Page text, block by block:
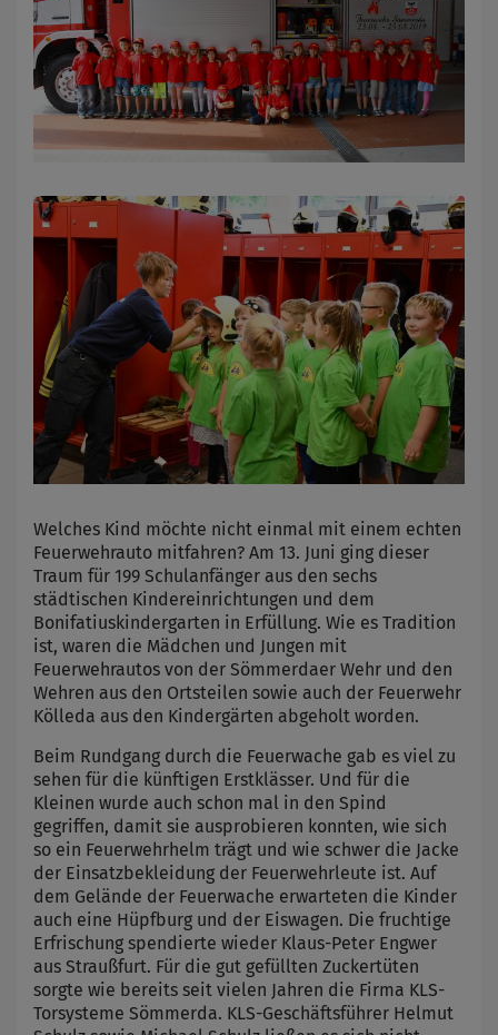
Welches Kind möchte nicht einmal mit einem echten
Feuerwehrauto mitfahren? Am 13. Juni ging dieser
Traum für 199 Schulanfänger aus den sechs
städtischen Kindereinrichtungen und dem
Bonifatiuskindergarten in Erfüllung. Wie es Tradition
ist, waren die Mädchen und Jungen mit
Feuerwehrautos von der Sömmerdaer Wehr und den
Wehren aus den Ortsteilen sowie auch der Feuerwehr
Kölleda aus den Kindergärten abgeholt worden.
Beim Rundgang durch die Feuerwache gab es viel zu
sehen für die künftigen Erstklässer. Und für die
Kleinen wurde auch schon mal in den Spind
gegriffen, damit sie ausprobieren konnten, wie sich
so ein Feuerwehrhelm trägt und wie schwer die Jacke
der Einsatzbekleidung der Feuerwehrleute ist. Auf
dem Gelände der Feuerwache erwarteten die Kinder
auch eine Hüpfburg und der Eiswagen. Die fruchtige
Erfrischung spendierte wieder Klaus-Peter Engwer
aus Straußfurt. Für die gut gefüllten Zuckertüten
sorgte wie bereits seit vielen Jahren die Firma KLS-
Torsysteme Sömmerda. KLS-Geschäftsführer Helmut